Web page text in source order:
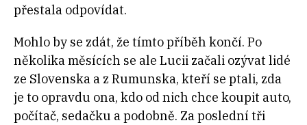
přestala odpovídat.
Mohlo by se zdát, že tímto příběh končí. Po
několika měsících se ale Lucii začali ozývat lidé
ze Slovenska a z Rumunska, kteří se ptali, zda
je to opravdu ona, kdo od nich chce koupit auto,
počítač, sedačku a podobně. Za poslední tři